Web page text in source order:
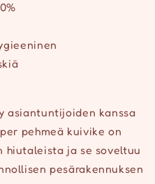
asiantuntijoiden kanssa
pehmeä kuivike on
hiutaleista ja se soveltuu
pesärakennuksen